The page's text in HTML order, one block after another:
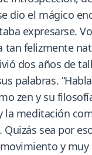
dio el mágico
expresarse.
felizmente
dos años de
palabras.
zen y su
meditación
sea por
y